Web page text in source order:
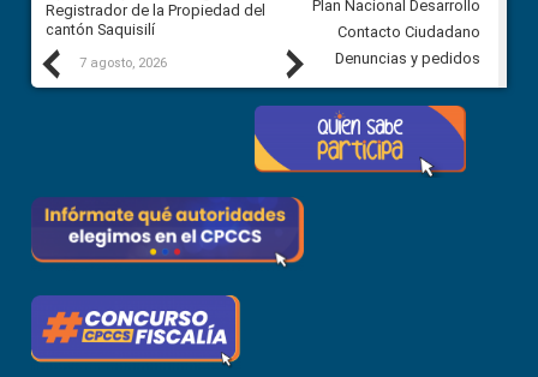
Previous
Registrador de la Propiedad del
cantón Saquisilí
7 agosto, 2026
Ballenita del cantón Santa
7 agosto, 2026
Next
Plan Nacional Desarrollo
Contacto Ciudadano
Denuncias y pedidos